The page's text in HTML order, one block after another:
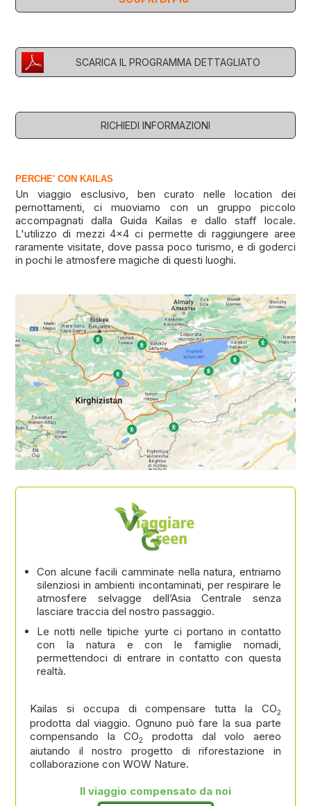
SCARICA IL PROGRAMMA DETTAGLIATO
RICHIEDI INFORMAZIONI
PERCHE' CON KAILAS
Un viaggio esclusivo, ben curato nelle location dei
pernottamenti, ci muoviamo con un gruppo piccolo
accompagnati dalla Guida Kailas e dallo staff locale.
L'utilizzo di mezzi 4x4 ci permette di raggiungere aree
raramente visitate, dove passa poco turismo, e di goderci
in pochi le atmosfere magiche di questi luoghi.
Con alcune facili camminate nella natura, entriamo
silenziosi in ambienti incontaminati, per respirare le
atmosfere selvagge dell’Asia Centrale senza
lasciare traccia del nostro passaggio.
Le notti nelle tipiche yurte ci portano in contatto
con la natura e con le famiglie nomadi,
permettendoci di entrare in contatto con questa
realtà.
Kailas si occupa di compensare tutta la CO2
prodotta dal viaggio. Ognuno può fare la sua parte
compensando la CO2
prodotta dal volo aereo
aiutando il nostro progetto di riforestazione in
collaborazione con WOW Nature.
Il viaggio compensato da noi